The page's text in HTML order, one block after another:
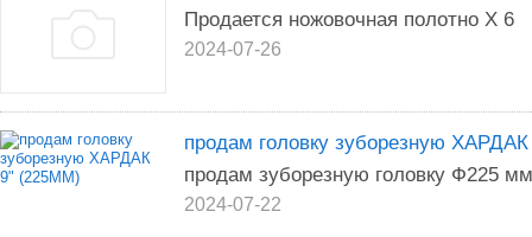
Продается ножовочная полотно Х 6
2024-07-26
продам головку зуборезную
продам зуборезную головку Ф225
2024-07-22